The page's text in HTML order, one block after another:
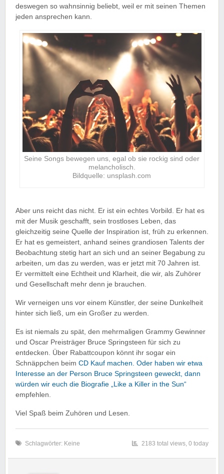
deswegen so wahnsinnig beliebt, weil er mit seinen Themen
jeden ansprechen kann.
Seine Songs bewegen uns, egal ob sie rockig sind oder
melancholisch.
Bildquelle: unsplash.com
Aber uns reicht das nicht. Er ist ein echtes Vorbild. Er hat es
mit der Musik geschafft, sein trostloses Leben, das
gleichzeitig seine Quelle der Inspiration ist, früh zu erkennen.
Er hat es gemeistert, anhand seines grandiosen Talents der
Beobachtung stetig hart an sich und an seiner Begabung zu
arbeiten, um das zu werden, was er jetzt mit 70 Jahren ist.
Er vermittelt eine Echtheit und Klarheit, die wir, als Zuhörer
und Gesellschaft mehr denn je brauchen.
Wir verneigen uns vor einem Künstler, der seine Dunkelheit
hinter sich ließ, um ein Großer zu werden.
Es ist niemals zu spät, den mehrmaligen Grammy Gewinner
und Oscar Preisträger Bruce Springsteen für sich zu
entdecken. Über Rabattcoupon könnt ihr sogar ein
Schnäppchen beim CD Kauf machen. Oder haben wir etwa
Interesse an der Person Bruce Springsteen geweckt, dann
würden wir euch die Biografie „Like a Killer in the Sun“
empfehlen.
Viel Spaß beim Zuhören und Lesen.
Schlagwörter: Keine 2183 total views, 0 today